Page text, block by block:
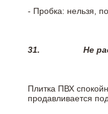
- Пробка: нельзя,
31. Не
Плитка ПВХ
продавливается